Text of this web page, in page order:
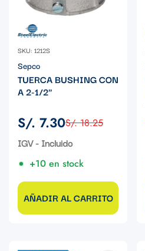
SKU: 1212S
Sepco
TUERCA BUSHING CON
A 2-1/2"
Precio
de
S/. 7.30
Precio
regular
S/. 18.25
IGV - Incluido
+10 en stock
AÑADIR AL CARRITO